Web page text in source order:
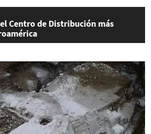
Centro de Distribución más